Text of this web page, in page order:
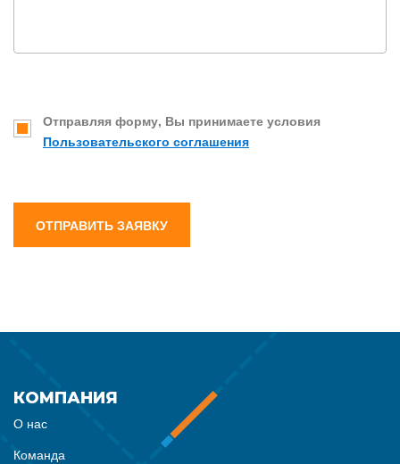
Отправляя форму, Вы принимаете условия
Пользовательского соглашения
ОТПРАВИТЬ ЗАЯВКУ
КОМПАНИЯ
О нас
Команда